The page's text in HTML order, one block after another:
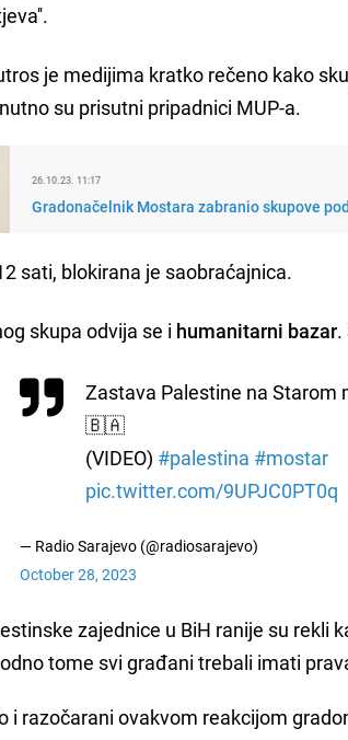
je medijima kratko rečeno kako
su prisutni pripadnici MUP-a.
26.10.23. 11:17
Gradonačelnik Mostara zabranio skupove
sati, blokirana je saobraćajnica.
skupa odvija se i humanitarni bazar.
Zastava Palestine na
🇧🇦
(VIDEO) #palestina #mostar
pic.twitter.com/9UPJC0PT0q
— Radio Sarajevo (@radiosarajevo)
October 28, 2023
zajednice u BiH ranije su rekli
tome svi građani trebali imati
i razočarani ovakvom reakcijom